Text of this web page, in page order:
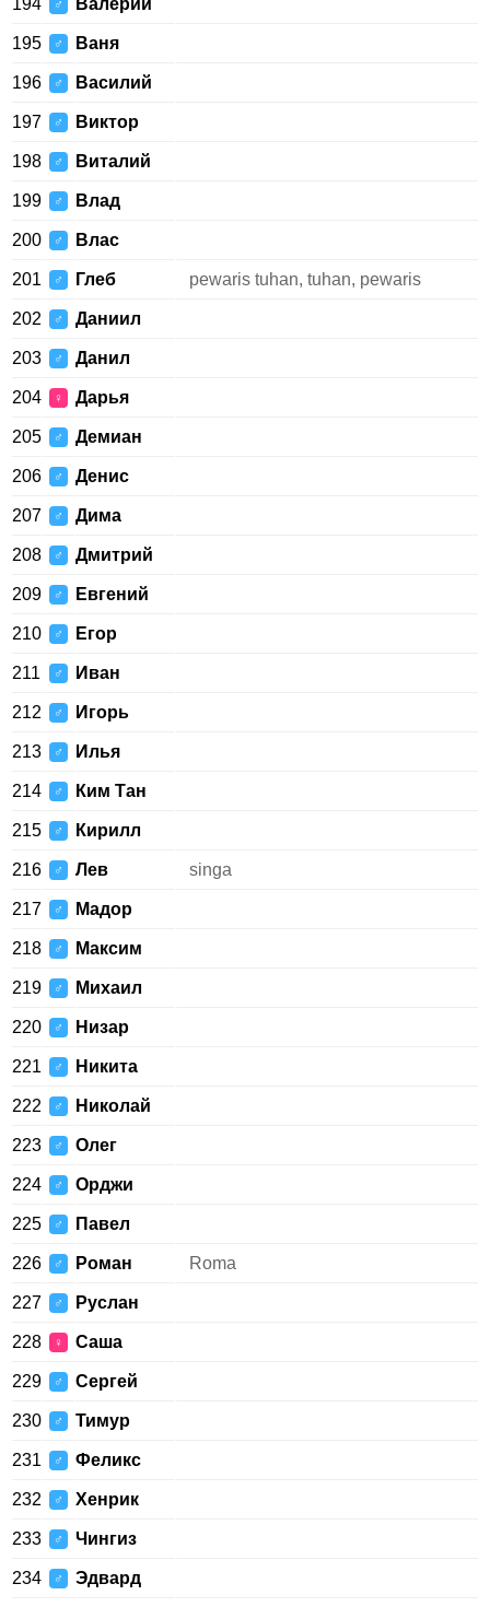
194 ♂ Валерий
195 ♂ Ваня
196 ♂ Василий
197 ♂ Виктор
198 ♂ Виталий
199 ♂ Влад
200 ♂ Влас
201 ♂ Глеб pewaris tuhan, tuhan, pewaris
202 ♂ Даниил
203 ♂ Данил
204 ♀ Дарья
205 ♂ Демиан
206 ♂ Денис
207 ♂ Дима
208 ♂ Дмитрий
209 ♂ Евгений
210 ♂ Егор
211 ♂ Иван
212 ♂ Игорь
213 ♂ Илья
214 ♂ Ким Тан
215 ♂ Кирилл
216 ♂ Лев singa
217 ♂ Мадор
218 ♂ Максим
219 ♂ Михаил
220 ♂ Низар
221 ♂ Никита
222 ♂ Николай
223 ♂ Олег
224 ♂ Орджи
225 ♂ Павел
226 ♂ Роман Roma
227 ♂ Руслан
228 ♀ Саша
229 ♂ Сергей
230 ♂ Тимур
231 ♂ Феликс
232 ♂ Хенрик
233 ♂ Чингиз
234 ♂ Эдвард